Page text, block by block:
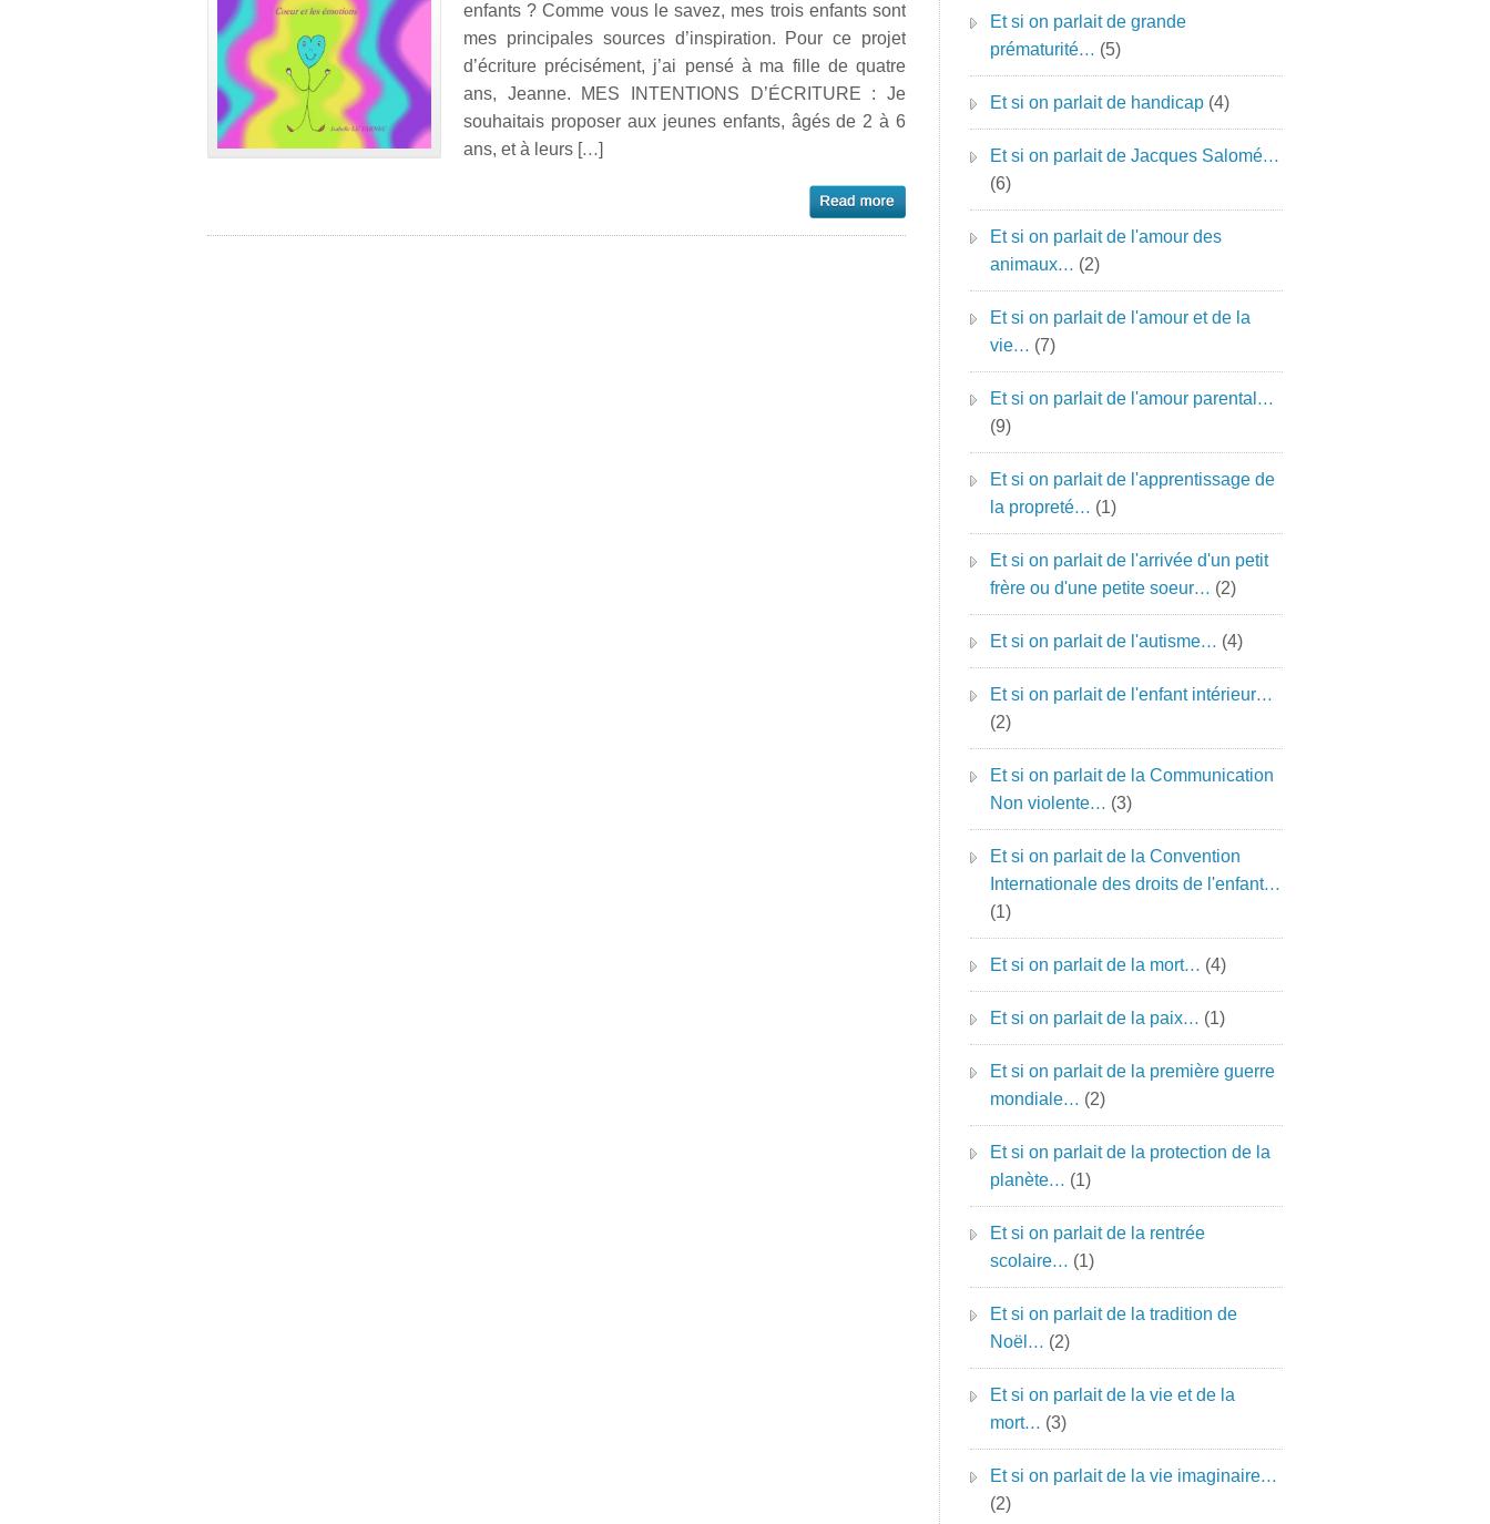
enfants ? Comme vous le savez, mes trois enfants sont
mes principales sources d’inspiration. Pour ce projet
d’écriture précisément, j’ai pensé à ma fille de quatre
ans, Jeanne. MES INTENTIONS D’ÉCRITURE : Je
souhaitais proposer aux jeunes enfants, âgés de 2 à 6
ans, et à leurs […]
Et si on parlait de grande
prématurité… (5)
Et si on parlait de handicap(4)
Et si on parlait de Jacques Salomé…
(6)
Et si on parlait de l'amour des
animaux… (2)
Et si on parlait de l'amour et de la
vie… (7)
Et si on parlait de l'amour parental…
(9)
Et si on parlait de l'apprentissage de
la propreté… (1)
Et si on parlait de l'arrivée d'un petit
frère ou d'une petite soeur… (2)
Et si on parlait de l'autisme… (4)
Et si on parlait de l'enfant intérieur…
(2)
Et si on parlait de la Communication
Non violente… (3)
Et si on parlait de la Convention
Internationale des droits de l'enfant…
(1)
Et si on parlait de la mort… (4)
Et si on parlait de la paix… (1)
Et si on parlait de la première guerre
mondiale… (2)
Et si on parlait de la protection de la
planète… (1)
Et si on parlait de la rentrée
scolaire… (1)
Et si on parlait de la tradition de
Noël… (2)
Et si on parlait de la vie et de la
mort… (3)
Et si on parlait de la vie imaginaire…
(2)